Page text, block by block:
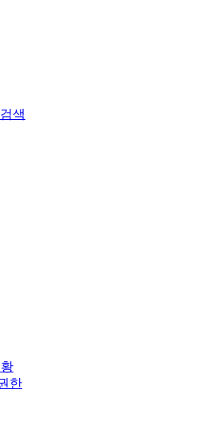
색
한